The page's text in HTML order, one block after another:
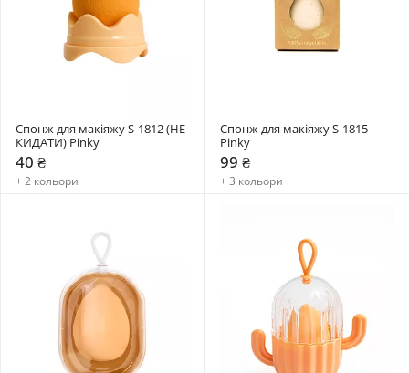
Спонж для макіяжу S-1812 (НЕ
КИДАТИ) Pinky
40 ₴
+ 2 кольори
Спонж для макіяжу S-1815
Pinky
99 ₴
+ 3 кольори